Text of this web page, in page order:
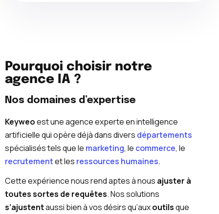
Pourquoi choisir notre
agence IA ?
Nos domaines d’expertise
Keyweoest une agence experte en intelligence
artificielle qui opère déjà dans divers départements
spécialisés tels que le marketing, le commerce, le
recrutementet les ressources humaines.
Cette expérience nous rend aptes à nous ajuster à
toutes sortes de requêtes. Nos solutions
s’ajustentaussi bien à vos désirs qu’auxoutilsque